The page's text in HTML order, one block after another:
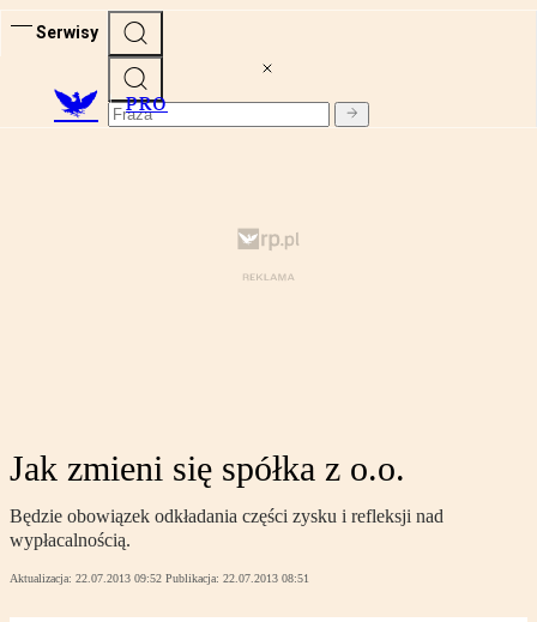
Serwisy
PRO
Jak zmieni się spółka z o.o.
Będzie obowiązek odkładania części zysku i refleksji nad
wypłacalnością.
Aktualizacja: 22.07.2013 09:52 Publikacja: 22.07.2013 08:51